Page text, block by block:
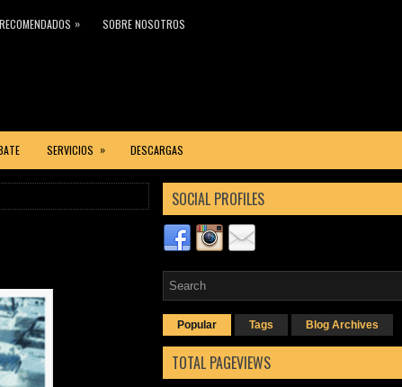
» SOBRE NOSOTROS
SERVICIOS » DESCARGAS
SOCIAL PROFILES
Popular Tags Blog Archives
TOTAL PAGEVIEWS